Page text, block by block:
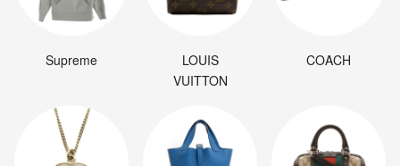
Supreme
LOUIS
VUITTON
COACH